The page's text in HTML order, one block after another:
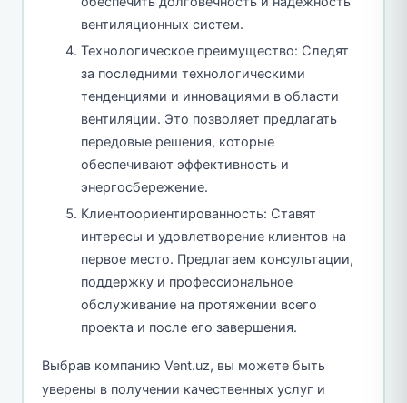
вентиляционных систем.
Технологическое преимущество: Следят
за последними технологическими
тенденциями и инновациями в области
вентиляции. Это позволяет предлагать
передовые решения, которые
обеспечивают эффективность и
энергосбережение.
Клиентоориентированность: Ставят
интересы и удовлетворение клиентов на
первое место. Предлагаем консультации,
поддержку и профессиональное
обслуживание на протяжении всего
проекта и после его завершения.
Выбрав компанию Vent.uz, вы можете быть
уверены в получении качественных услуг и